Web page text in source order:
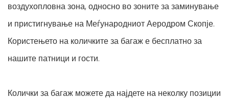
воздухопловна зона, односно во зоните за заминување
и пристигнување на Меѓународниот Аеродром Скопје.
Користењето на количките за багаж е бесплатно за
нашите патници и гости.
Колички за багаж можете да најдете на неколку позиции